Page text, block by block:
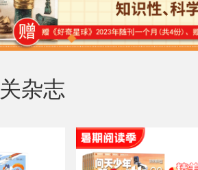
杂志